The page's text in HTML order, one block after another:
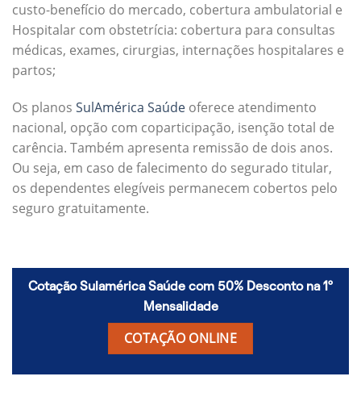
custo-benefício do mercado, cobertura ambulatorial e
Hospitalar com obstetrícia: cobertura para consultas
médicas, exames, cirurgias, internações hospitalares e
partos;
Os planos SulAmérica Saúde oferece atendimento
nacional, opção com coparticipação, isenção total de
carência. Também apresenta remissão de dois anos.
Ou seja, em caso de falecimento do segurado titular,
os dependentes elegíveis permanecem cobertos pelo
seguro gratuitamente.
Cotação Sulamérica Saúde com 50% Desconto na 1º
Mensalidade
COTAÇÃO ONLINE